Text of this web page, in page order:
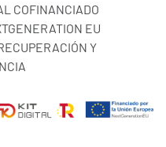
COFINANCIADO
EU
Y